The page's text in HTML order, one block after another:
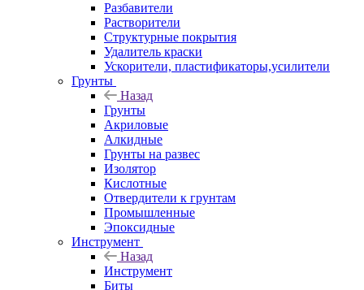
Разбавители
Растворители
Структурные покрытия
Удалитель краски
Ускорители, пластификаторы,усилители
Грунты
Назад
Грунты
Акриловые
Алкидные
Грунты на развес
Изолятор
Кислотные
Отвердители к грунтам
Промышленные
Эпоксидные
Инструмент
Назад
Инструмент
Биты